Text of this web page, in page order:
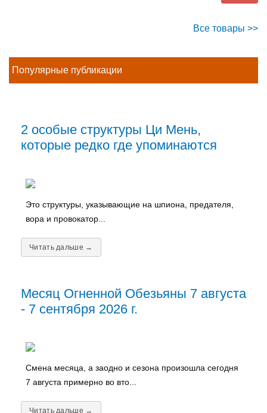
Все товары >>
Популярные публикации
2 особые структуры Ци Мень,
которые редко где упоминаются
Это структуры, указывающие на шпиона, предателя,
вора и провокатор...
Читать дальше →
Месяц Огненной Обезьяны 7 августа
- 7 сентября 2026 г.
Смена месяца, а заодно и сезона произошла сегодня
7 августа примерно во вто...
Читать дальше →